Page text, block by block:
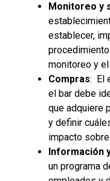
Monitoreo y
establecer,
monitoreo y
Compras: El
el bar debe
que adquiere
y definir
impacto
Información
un programa